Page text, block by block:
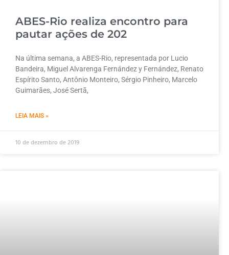
ABES-Rio realiza encontro para
pautar ações de 202
Na última semana, a ABES-Rio, representada por Lucio
Bandeira, Miguel Alvarenga Fernández y Fernández, Renato
Espírito Santo, Antônio Monteiro, Sérgio Pinheiro, Marcelo
Guimarães, José Sertã,
LEIA MAIS »
10 de dezembro de 2019